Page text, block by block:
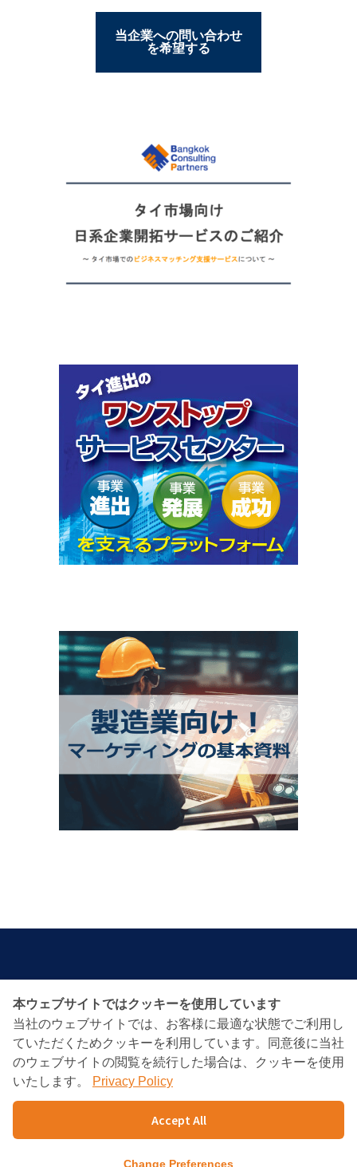
当企業への問い合わせ
を希望する
BANGKOK CONSULTING
PARTNERS
Charn Issara Tower1st Floor, 942/43 Rama4
RD.,
Suriyawongse, Bangkok 10500
TEL : +66(02)632-9179
FAX : +66(02)632-9354～5
本ウェブサイトではクッキーを使用しています
当社のウェブサイトでは、お客様に最適な状態でご利用し
ていただくためクッキーを利用しています。同意後に当社
のウェブサイトの閲覧を続行した場合は、クッキーを使用
いたします。
Privacy Policy
Accept All
Change Preferences